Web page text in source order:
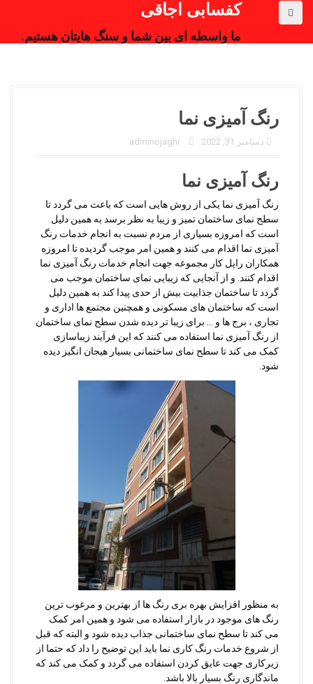
کفسابی اجاقی
ما واسطه ای بین شما و سنگ هایتان هستیم.
رنگ آمیزی نما
دسامبر 31, 2022 adminojaghi
رنگ آمیزی نما
رنگ آمیزی نما یکی از روش هایی است که باعث می گردد تا
سطح نمای ساختمان تمیز و زیبا به نظر برسد به همین دلیل
است که امروزه بسیاری از مردم نسبت به انجام خدمات رنگ
آمیزی نما اقدام می کنند و همین امر موجب گردیده تا امروزه
همکاران راپل کار مجموعه جهت انجام خدمات رنگ آمیزی نما
اقدام کنند. و از آنجایی که زیبایی نمای ساختمان موجب می
گردد تا ساختمان جذابیت بیش از حدی پیدا کند به همین دلیل
است که ساختمان های مسکونی و همچنین مجتمع ها اداری و
تجاری ، برج ها و … برای زیبا تر دیده شدن سطح نمای ساختمان
از رنگ آمیزی نما استفاده می کنند که این فرآیند زیباسازی
کمک می کند تا سطح نمای ساختمانی بسیار هیجان انگیز دیده
شود.
به منظور افزایش بهره بری رنگ ها از بهترین و مرغوب ترین
رنگ های موجود در بازار استفاده می شود و همین امر کمک
می کند تا سطح نمای ساختمانی جذاب دیده شود و البته که قبل
از شروع خدمات رنگ کاری نما باید این توضیح را داد که حتما از
زیرکاری جهت عایق کردن استفاده می گردد و کمک می کند که
ماندگاری رنگ بسیار بالا باشد.